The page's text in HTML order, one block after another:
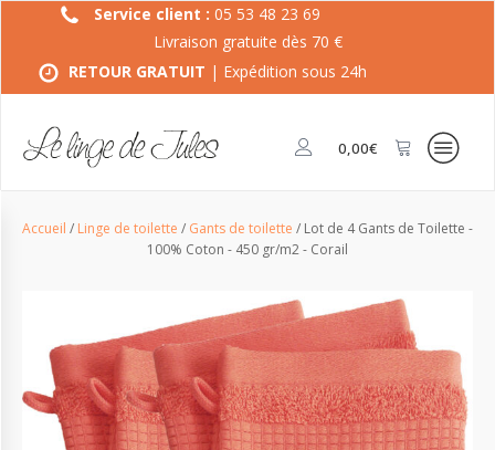
Service client : 05 53 48 23 69
Livraison gratuite dès 70 €
RETOUR GRATUIT | Expédition sous 24h
0,00€
Accueil / Linge de toilette / Gants de toilette / Lot de 4 Gants de Toilette -
100% Coton - 450 gr/m2 - Corail